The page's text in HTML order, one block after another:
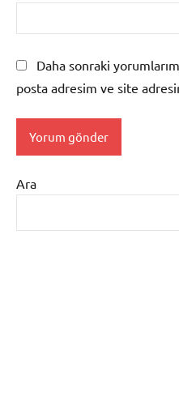
Daha sonraki
posta adresim ve site
Ara